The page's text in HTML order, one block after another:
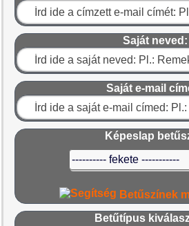
Saját neved:
Saját e-mail
Képeslap
Betűszínek
Betűtípus